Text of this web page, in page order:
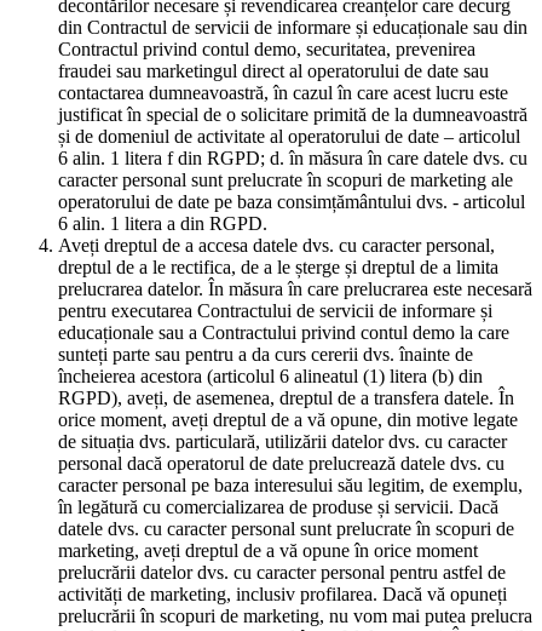
decontărilor necesare și revendicarea creanțelor care decurg
din Contractul de servicii de informare și educaționale sau din
Contractul privind contul demo, securitatea, prevenirea
fraudei sau marketingul direct al operatorului de date sau
contactarea dumneavoastră, în cazul în care acest lucru este
justificat în special de o solicitare primită de la dumneavoastră
și de domeniul de activitate al operatorului de date – articolul
6 alin. 1 litera f din RGPD; d. în măsura în care datele dvs. cu
caracter personal sunt prelucrate în scopuri de marketing ale
operatorului de date pe baza consimțământului dvs. - articolul
6 alin. 1 litera a din RGPD.
Aveți dreptul de a accesa datele dvs. cu caracter personal,
dreptul de a le rectifica, de a le șterge și dreptul de a limita
prelucrarea datelor. În măsura în care prelucrarea este necesară
pentru executarea Contractului de servicii de informare și
educaționale sau a Contractului privind contul demo la care
sunteți parte sau pentru a da curs cererii dvs. înainte de
încheierea acestora (articolul 6 alineatul (1) litera (b) din
RGPD), aveți, de asemenea, dreptul de a transfera datele. În
orice moment, aveți dreptul de a vă opune, din motive legate
de situația dvs. particulară, utilizării datelor dvs. cu caracter
personal dacă operatorul de date prelucrează datele dvs. cu
caracter personal pe baza interesului său legitim, de exemplu,
în legătură cu comercializarea de produse și servicii. Dacă
datele dvs. cu caracter personal sunt prelucrate în scopuri de
marketing, aveți dreptul de a vă opune în orice moment
prelucrării datelor dvs. cu caracter personal pentru astfel de
activități de marketing, inclusiv profilarea. Dacă vă opuneți
prelucrării în scopuri de marketing, nu vom mai putea prelucra